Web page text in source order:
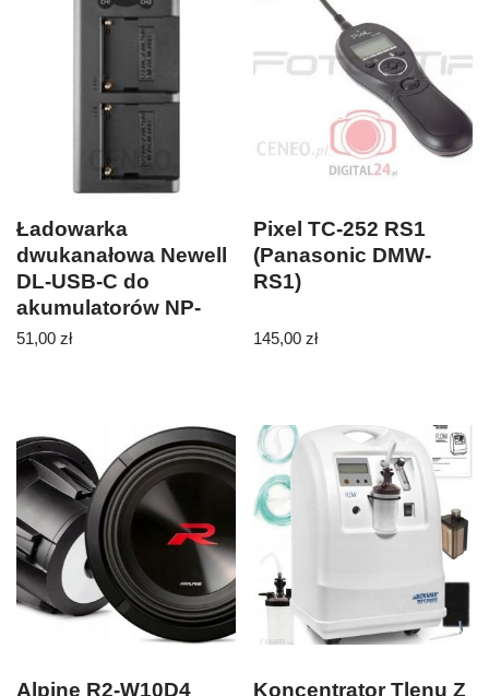
Ładowarka
dwukanałowa Newell
DL-USB-C do
akumulatorów NP-
F550/770/970
51,00 zł
Pixel TC-252 RS1
(Panasonic DMW-
RS1)
145,00zł
Alpine R2-W10D4 Koncentrator Tlenu Z